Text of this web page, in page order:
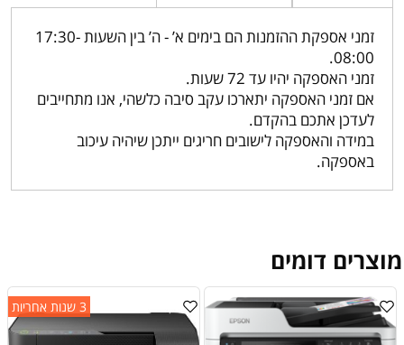
זמני אספקת ההזמנות הם בימים א’ - ה’ בין השעות 17:30-
08:00.
זמני האספקה יהיו עד 72 שעות.
אם זמני האספקה יתארכו עקב סיבה כלשהי, אנו מתחייבים
לעדכן אתכם בהקדם.
במידה והאספקה לישובים חריגים ייתכן שיהיה עיכוב
באספקה.
מוצרים דומים
3 שנות אחריות